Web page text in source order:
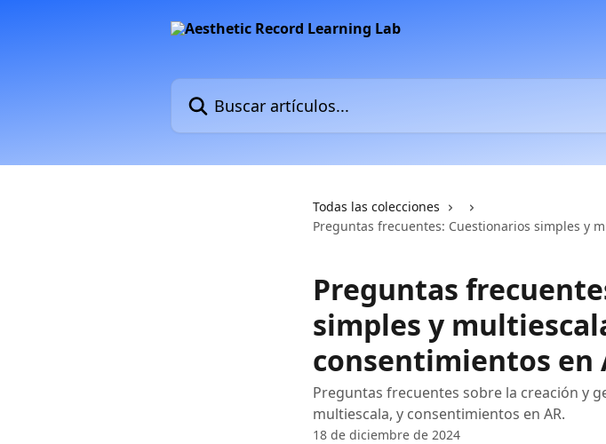
Buscar artículos...
Todas las colecciones
Preguntas frecuentes: Cuestionarios simples y
Preguntas
simples y
consentimientos en
Preguntas frecuentes sobre la creación y
multiescala, y consentimientos en AR.
18 de diciembre de 2024